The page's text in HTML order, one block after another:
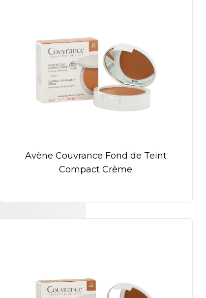
Avène Couvrance Fond de Teint
Compact Crème